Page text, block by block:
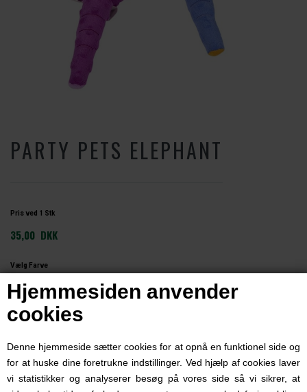
Hjemmesiden anvender
cookies
Denne hjemmeside sætter cookies for at opnå en funktionel side og
for at huske dine foretrukne indstillinger. Ved hjælp af cookies laver
vi statistikker og analyserer besøg på vores side så vi sikrer, at
PARTY PETS ELEPHANT
Pris ved 1 Stk
35,00 DKK
Vælg Farve
Varenummer: 88147